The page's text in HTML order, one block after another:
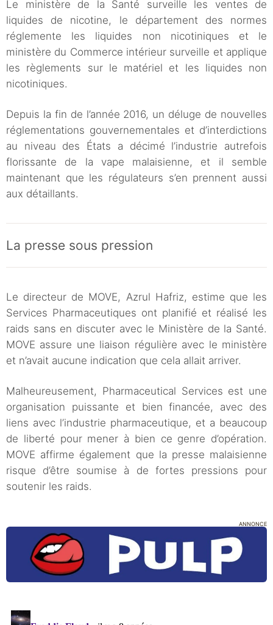
Le ministère de la Santé surveille les ventes de
liquides de nicotine, le département des normes
réglemente les liquides non nicotiniques et le
ministère du Commerce intérieur surveille et applique
les règlements sur le matériel et les liquides non
nicotiniques.
Depuis la fin de l’année 2016, un déluge de nouvelles
réglementations gouvernementales et d’interdictions
au niveau des États a décimé l’industrie autrefois
florissante de la vape malaisienne, et il semble
maintenant que les régulateurs s’en prennent aussi
aux détaillants.
La presse sous pression
Le directeur de MOVE, Azrul Hafriz, estime que les
Services Pharmaceutiques ont planifié et réalisé les
raids sans en discuter avec le Ministère de la Santé.
MOVE assure une liaison régulière avec le ministère
et n’avait aucune indication que cela allait arriver.
Malheureusement, Pharmaceutical Services est une
organisation puissante et bien financée, avec des
liens avec l’industrie pharmaceutique, et a beaucoup
de liberté pour mener à bien ce genre d’opération.
MOVE affirme également que la presse malaisienne
risque d’être soumise à de fortes pressions pour
soutenir les raids.
ANNONCE